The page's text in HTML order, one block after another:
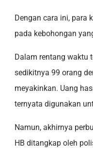
Dengan cara ini, para
pada kebohongan
Dalam rentang waktu
sedikitnya 99 orang
meyakinkan. Uang
ternyata digunakan
Namun, akhirnya
HB ditangkap oleh